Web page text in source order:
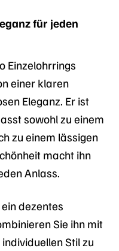
für jeden
Einzelohrrings
einer klaren
Eleganz. Er ist
sowohl zu einem
zu einem lässigen
macht ihn
Anlass.
dezentes
Sie ihn mit
Stil zu